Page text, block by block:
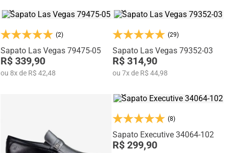
(2)
Sapato Las Vegas 79475-05
R$ 339,90
ou 8xde R$ 42,48
(29)
Sapato Las Vegas 79352-03
R$ 314,90
ou 7xde R$ 44,98
(8)
Sapato Executive 34064-102
R$ 299,90